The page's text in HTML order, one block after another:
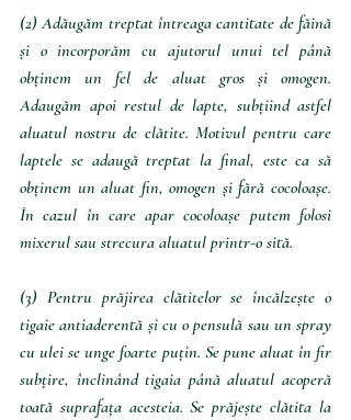
(2) Adăugăm treptat întreaga cantitate de făină
și o incorporăm cu ajutorul unui tel până
obținem un fel de aluat gros și omogen.
Adaugăm apoi restul de lapte, subțiind astfel
aluatul nostru de clătite. Motivul pentru care
laptele se adaugă treptat la final, este ca să
obținem un aluat fin, omogen și fără cocoloașe.
În cazul în care apar cocoloașe putem folosi
mixerul sau strecura aluatul printr-o sită.
(3) Pentru prăjirea clătitelor se încălzește o
tigaie antiaderentă și cu o pensulă sau un spray
cu ulei se unge foarte puțin. Se pune aluat în fir
subțire, înclinând tigaia până aluatul acoperă
toată suprafața acesteia. Se prăjește clătita la